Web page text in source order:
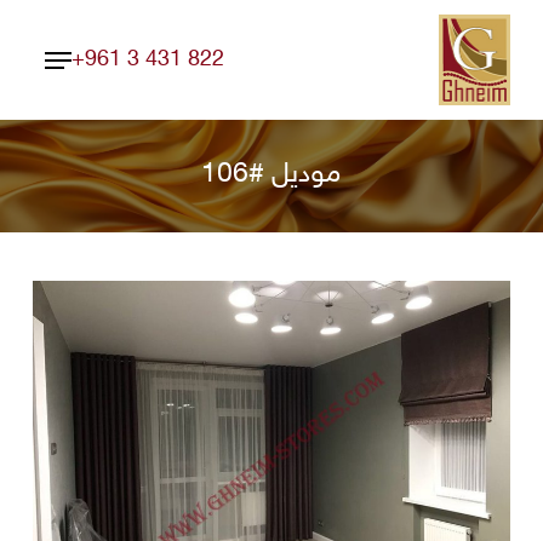
Skip
main
content
+961 3 431 822
Menu
موديل #106
Close
Menu